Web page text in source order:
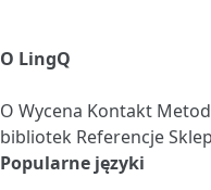
O LingQ
O Wycena Kontakt
bibliotek Referencje
Popularne języki